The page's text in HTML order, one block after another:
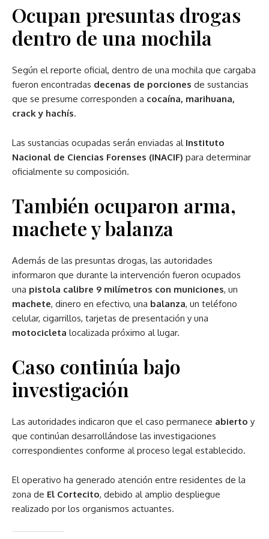
Ocupan presuntas drogas
dentro de una mochila
Según el reporte oficial, dentro de una mochila que cargaba
fueron encontradas decenas de porciones de sustancias
que se presume corresponden a cocaína, marihuana,
crack y hachís.
Las sustancias ocupadas serán enviadas al Instituto
Nacional de Ciencias Forenses (INACIF) para determinar
oficialmente su composición.
También ocuparon arma,
machete y balanza
Además de las presuntas drogas, las autoridades
informaron que durante la intervención fueron ocupados
una pistola calibre 9 milímetros con municiones, un
machete, dinero en efectivo, una balanza, un teléfono
celular, cigarrillos, tarjetas de presentación y una
motocicleta localizada próximo al lugar.
Caso continúa bajo
investigación
Las autoridades indicaron que el caso permanece abierto y
que continúan desarrollándose las investigaciones
correspondientes conforme al proceso legal establecido.
El operativo ha generado atención entre residentes de la
zona de El Cortecito, debido al amplio despliegue
realizado por los organismos actuantes.